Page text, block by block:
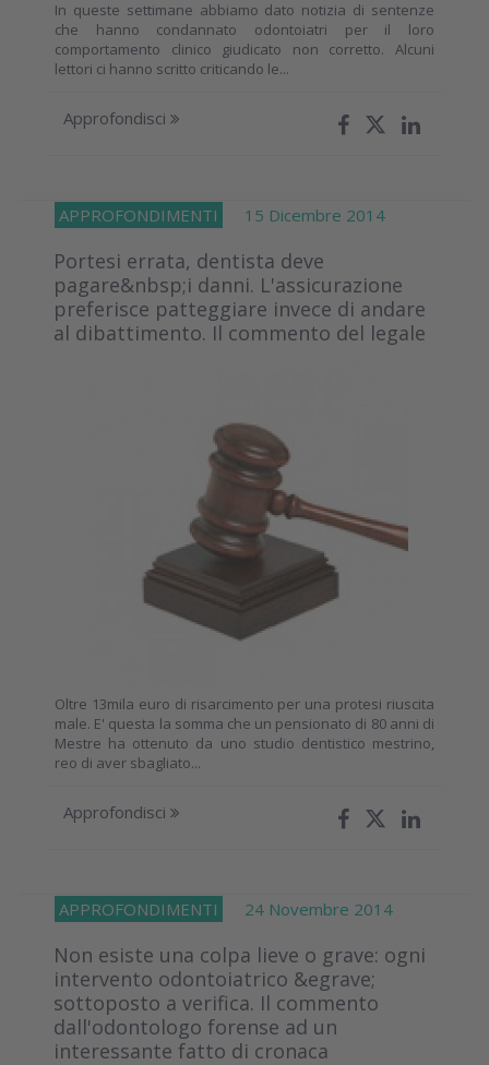
In queste settimane abbiamo dato notizia di sentenze
che hanno condannato odontoiatri per il loro
comportamento clinico giudicato non corretto. Alcuni
lettori ci hanno scritto criticando le...
Approfondisci
APPROFONDIMENTI 15 Dicembre 2014
Portesi errata, dentista deve
pagare&nbsp;i danni. L'assicurazione
preferisce patteggiare invece di andare
al dibattimento. Il commento del legale
Oltre 13mila euro di risarcimento per una protesi riuscita
male. E' questa la somma che un pensionato di 80 anni di
Mestre ha ottenuto da uno studio dentistico mestrino,
reo di aver sbagliato...
Approfondisci
APPROFONDIMENTI 24 Novembre 2014
Non esiste una colpa lieve o grave: ogni
intervento odontoiatrico &egrave;
sottoposto a verifica. Il commento
dall'odontologo forense ad un
interessante fatto di cronaca